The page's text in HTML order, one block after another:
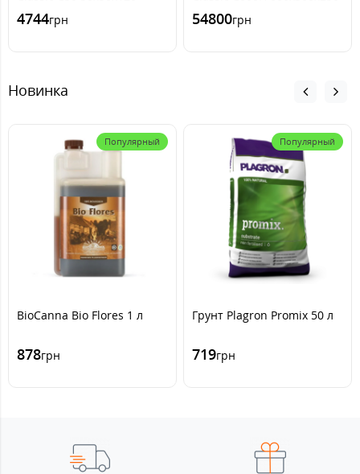
4744грн 54800грн
Новинка
Популярный
BioCanna Bio Flores 1 л
878грн
Популярный
Грунт Plagron Promix 50 л
719грн